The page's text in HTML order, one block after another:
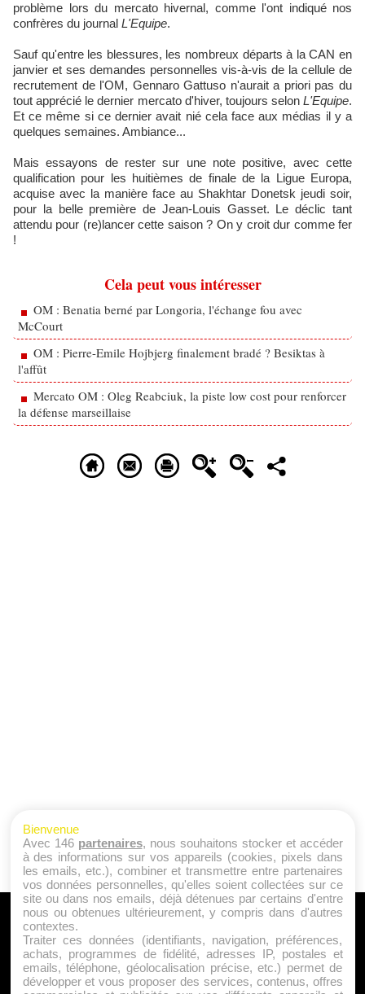
problème lors du mercato hivernal, comme l'ont indiqué nos
confrères du journal L'Equipe.
Sauf qu'entre les blessures, les nombreux départs à la CAN en
janvier et ses demandes personnelles vis-à-vis de la cellule de
recrutement de l'OM, Gennaro Gattuso n'aurait a priori pas du
tout apprécié le dernier mercato d'hiver, toujours selon L'Equipe.
Et ce même si ce dernier avait nié cela face aux médias il y a
quelques semaines. Ambiance...
Mais essayons de rester sur une note positive, avec cette
qualification pour les huitièmes de finale de la Ligue Europa,
acquise avec la manière face au Shakhtar Donetsk jeudi soir,
pour la belle première de Jean-Louis Gasset. Le déclic tant
attendu pour (re)lancer cette saison ? On y croit dur comme fer
!
Cela peut vous intéresser
OM : Benatia berné par Longoria, l'échange fou avec
McCourt
OM : Pierre-Emile Hojbjerg finalement bradé ? Besiktas à
l'affût
Mercato OM : Oleg Reabciuk, la piste low cost pour renforcer
la défense marseillaise
A PROPOS
Qui sommes nous ?
Mentions Légales
Publicité
Bienvenue
Avec 146 partenaires, nous souhaitons stocker et accéder
à des informations sur vos appareils (cookies, pixels dans
les emails, etc.), combiner et transmettre entre partenaires
vos données personnelles, qu'elles soient collectées sur ce
site ou dans nos emails, déjà détenues par certains d'entre
nous ou obtenues ultérieurement, y compris dans d'autres
contextes.
Traiter ces données (identifiants, navigation, préférences,
achats, programmes de fidélité, adresses IP, postales et
emails, téléphone, géolocalisation précise, etc.) permet de
développer et vous proposer des services, contenus, offres